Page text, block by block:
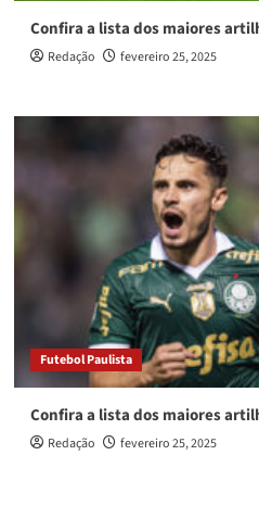
Confira a lista dos maiores
Redação fevereiro 25, 2025
Futebol Paulista
Confira a lista dos maiores
Redação fevereiro 25, 2025